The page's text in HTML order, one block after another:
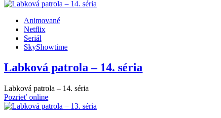
Animované
Netflix
Seriál
SkyShowtime
Labková patrola – 14. séria
Labková patrola – 14. séria
Pozrieť online